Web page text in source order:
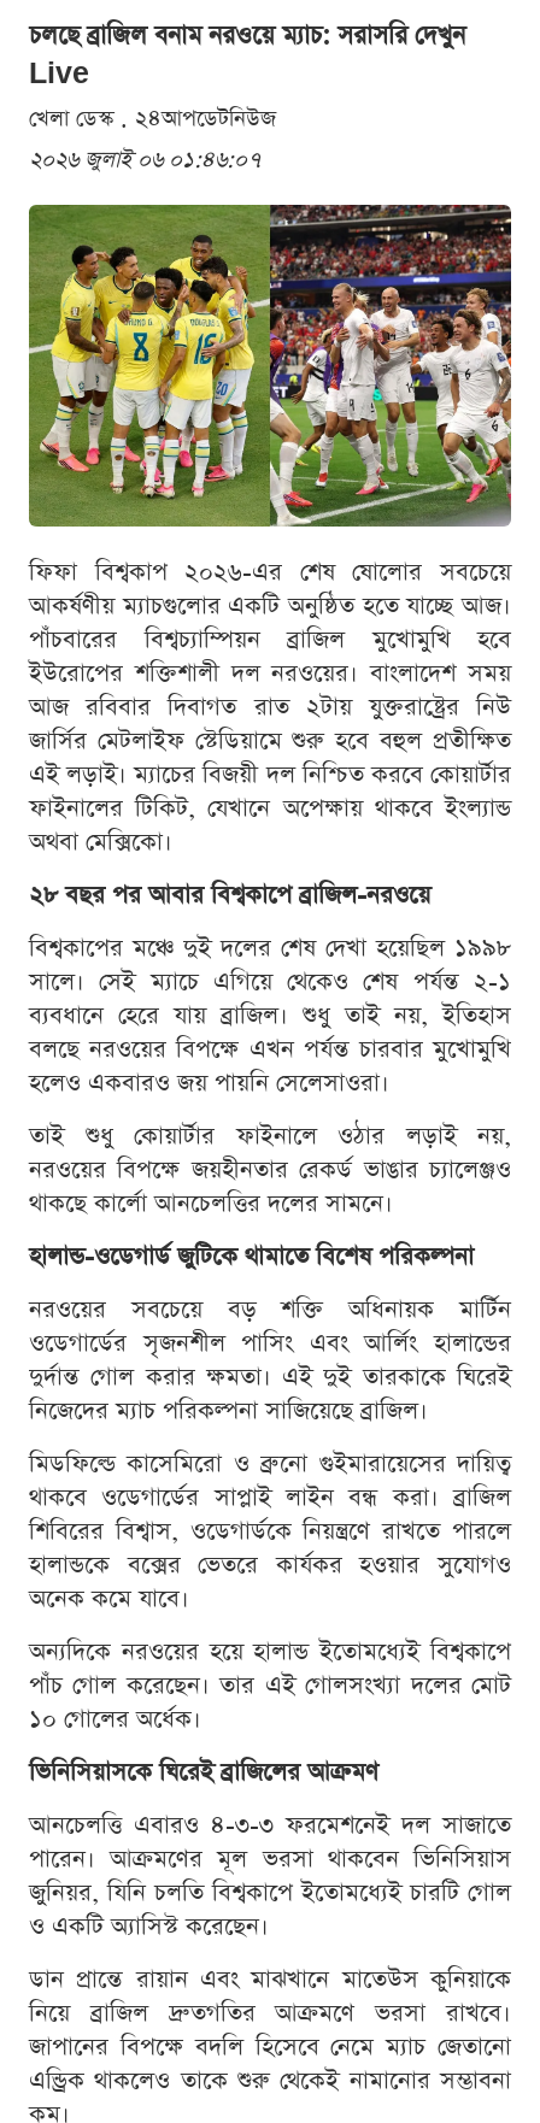
চলছে ব্রাজিল বনাম নরওয়ে ম্যাচ: সরাসরি দেখুন
Live
খেলা ডেস্ক . ২৪আপডেটনিউজ
২০২৬ জুলাই ০৬ ০১:৪৬:০৭
ফিফা বিশ্বকাপ ২০২৬-এর শেষ ষোলোর সবচেয়ে
আকর্ষণীয় ম্যাচগুলোর একটি অনুষ্ঠিত হতে যাচ্ছে আজ।
পাঁচবারের বিশ্বচ্যাম্পিয়ন ব্রাজিল মুখোমুখি হবে
ইউরোপের শক্তিশালী দল নরওয়ের। বাংলাদেশ সময়
আজ রবিবার দিবাগত রাত ২টায় যুক্তরাষ্ট্রের নিউ
জার্সির মেটলাইফ স্টেডিয়ামে শুরু হবে বহুল প্রতীক্ষিত
এই লড়াই। ম্যাচের বিজয়ী দল নিশ্চিত করবে কোয়ার্টার
ফাইনালের টিকিট, যেখানে অপেক্ষায় থাকবে ইংল্যান্ড
অথবা মেক্সিকো।
২৮ বছর পর আবার বিশ্বকাপে ব্রাজিল-নরওয়ে
বিশ্বকাপের মঞ্চে দুই দলের শেষ দেখা হয়েছিল ১৯৯৮
সালে। সেই ম্যাচে এগিয়ে থেকেও শেষ পর্যন্ত ২-১
ব্যবধানে হেরে যায় ব্রাজিল। শুধু তাই নয়, ইতিহাস
বলছে নরওয়ের বিপক্ষে এখন পর্যন্ত চারবার মুখোমুখি
হলেও একবারও জয় পায়নি সেলেসাওরা।
তাই শুধু কোয়ার্টার ফাইনালে ওঠার লড়াই নয়,
নরওয়ের বিপক্ষে জয়হীনতার রেকর্ড ভাঙার চ্যালেঞ্জও
থাকছে কার্লো আনচেলত্তির দলের সামনে।
হালান্ড-ওডেগার্ড জুটিকে থামাতে বিশেষ পরিকল্পনা
নরওয়ের সবচেয়ে বড় শক্তি অধিনায়ক মার্টিন
ওডেগার্ডের সৃজনশীল পাসিং এবং আর্লিং হালান্ডের
দুর্দান্ত গোল করার ক্ষমতা। এই দুই তারকাকে ঘিরেই
নিজেদের ম্যাচ পরিকল্পনা সাজিয়েছে ব্রাজিল।
মিডফিল্ডে কাসেমিরো ও ব্রুনো গুইমারায়েসের দায়িত্ব
থাকবে ওডেগার্ডের সাপ্লাই লাইন বন্ধ করা। ব্রাজিল
শিবিরের বিশ্বাস, ওডেগার্ডকে নিয়ন্ত্রণে রাখতে পারলে
হালান্ডকে বক্সের ভেতরে কার্যকর হওয়ার সুযোগও
অনেক কমে যাবে।
অন্যদিকে নরওয়ের হয়ে হালান্ড ইতোমধ্যেই বিশ্বকাপে
পাঁচ গোল করেছেন। তার এই গোলসংখ্যা দলের মোট
১০ গোলের অর্ধেক।
ভিনিসিয়াসকে ঘিরেই ব্রাজিলের আক্রমণ
আনচেলত্তি এবারও ৪-৩-৩ ফরমেশনেই দল সাজাতে
পারেন। আক্রমণের মূল ভরসা থাকবেন ভিনিসিয়াস
জুনিয়র, যিনি চলতি বিশ্বকাপে ইতোমধ্যেই চারটি গোল
ও একটি অ্যাসিস্ট করেছেন।
ডান প্রান্তে রায়ান এবং মাঝখানে মাতেউস কুনিয়াকে
নিয়ে ব্রাজিল দ্রুতগতির আক্রমণে ভরসা রাখবে।
জাপানের বিপক্ষে বদলি হিসেবে নেমে ম্যাচ জেতানো
এন্ড্রিক থাকলেও তাকে শুরু থেকেই নামানোর সম্ভাবনা
কম।